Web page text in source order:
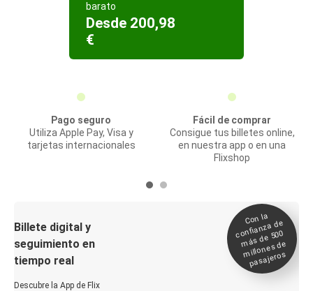
barato
Desde 200,98
€
Pago seguro
Utiliza Apple Pay, Visa y
tarjetas internacionales
Fácil de comprar
Consigue tus billetes online,
en nuestra app o en una
Flixshop
Billete digital y
seguimiento en
tiempo real
Descubre la App de Flix
Con la
confianza de
más de 500
millones de
pasajeros